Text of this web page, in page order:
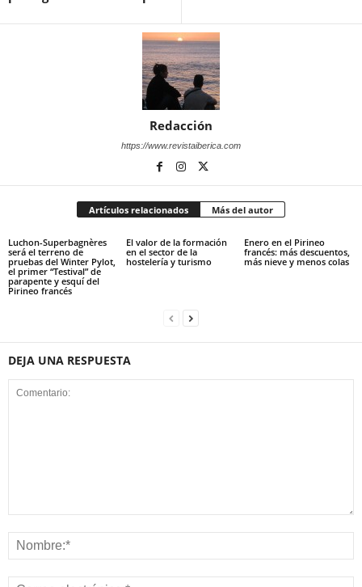
Redacción
https://www.revistaiberica.com
Artículos relacionados Más del autor
Luchon-Superbagnères
será el terreno de
pruebas del Winter Pylot,
el primer “Testival” de
parapente y esquí del
Pirineo francés
El valor de la formación
en el sector de la
hostelería y turismo
Enero en el Pirineo
francés: más descuentos,
más nieve y menos colas
DEJA UNA RESPUESTA